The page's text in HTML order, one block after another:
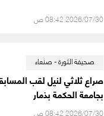
2026/07/30 08:42 ص
صحيفة الثورة - صنعاء
صراع ثلاثي لنيل لقب
بجامعة الحكمة بذمار
2026/07/30 08:42 ص